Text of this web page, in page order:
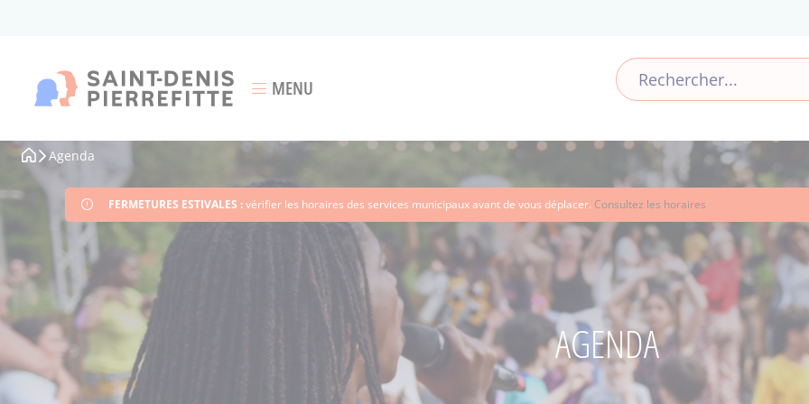
Ouvrir le menu
MENU
FERMETURES ESTIVALES :vérifier les horaires des services municipaux avant de vous déplacer. Consultez les horaires
Fil
d'Ariane
Agenda
AGENDA